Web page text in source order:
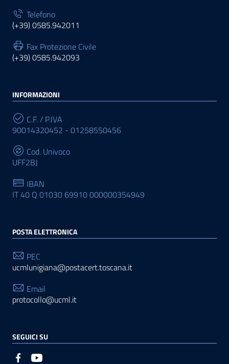
Telefono
(+39) 0585.942011
Fax Protezione Civile
(+39) 0585.942093
INFORMAZIONI
C.F. / P.IVA
90014320452 - 01258550456
Cod. Univoco
UFF2BJ
IBAN
IT 40 Q 01030 69910 000000354949
POSTA ELETTRONICA
PEC
ucmlunigiana@postacert.toscana.it
Email
protocollo@ucml.it
SEGUICI SU